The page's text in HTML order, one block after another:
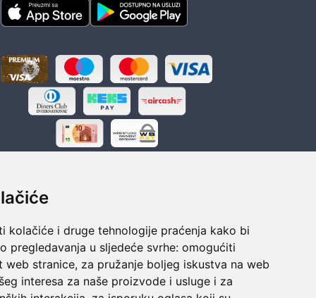
kolačiće i druge tehnologije praćenja kako bi
pregledavanja u sljedeće svrhe: omogućiti
web stranice, za pružanje boljeg iskustva na web
interesa za naše proizvode i usluge i za
Sigurno obročno plaćanje
Do 24 rata bez kamata